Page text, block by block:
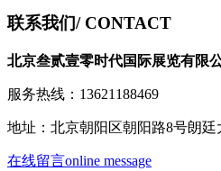
联系我们/ CONTACT
北京叁贰壹零时代国际展览有限
服务热线：13621188469
地址：北京朝阳区朝阳路8号朗廷
在线留言online message